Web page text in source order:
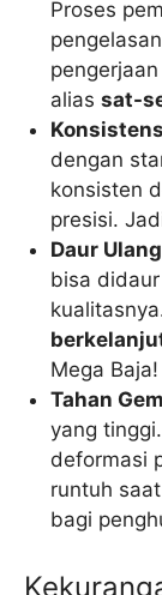
Proses
aliassat-
dengan
konsisten
presisi.
Daur Ulang
bisa
Mega Baja!
Tahan
yang
deformasi
runtuh
bagi